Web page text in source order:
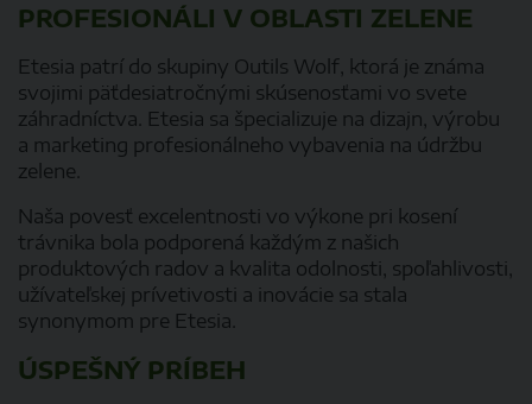
PROFESIONÁLI V OBLASTI ZELENE
Etesia patrí do skupiny Outils Wolf, ktorá je známa
svojimi päťdesiatročnými skúsenosťami vo svete
záhradníctva. Etesia sa špecializuje na dizajn, výrobu
a marketing profesionálneho vybavenia na údržbu
zelene.
Naša povesť excelentnosti vo výkone pri kosení
trávnika bola podporená každým z našich
produktových radov a kvalita odolnosti, spoľahlivosti,
užívateľskej prívetivosti a inovácie sa stala
synonymom pre Etesia.
ÚSPEŠNÝ PRÍBEH